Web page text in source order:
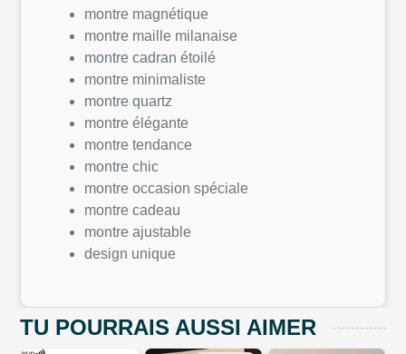
montre magnétique
montre maille milanaise
montre cadran étoilé
montre minimaliste
montre quartz
montre élégante
montre tendance
montre chic
montre occasion spéciale
montre cadeau
montre ajustable
design unique
TU POURRAIS AUSSI AIMER